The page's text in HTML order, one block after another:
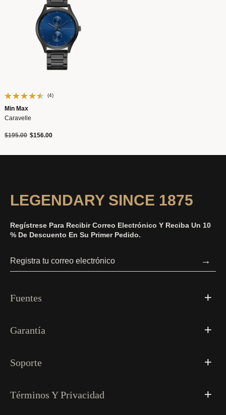
(4)
Min Max
Caravelle
Precio reducido de
$195.00a$156.00
LEGENDARY SINCE 1875
Regístrese Para Recibir Correo Electrónico Y Reciba Un 10
% De Descuento En Su Primer Pedido.
→
Fuentes
Garantía
Soporte
Términos Y Privacidad